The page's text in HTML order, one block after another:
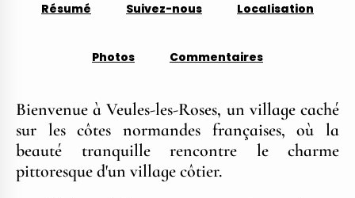
Résumé Suivez-nous Localisation
Photos Commentaires
Bienvenue à Veules-les-Roses, un village caché
sur les côtes normandes françaises, où la
beauté tranquille rencontre le charme
pittoresque d'un village côtier.